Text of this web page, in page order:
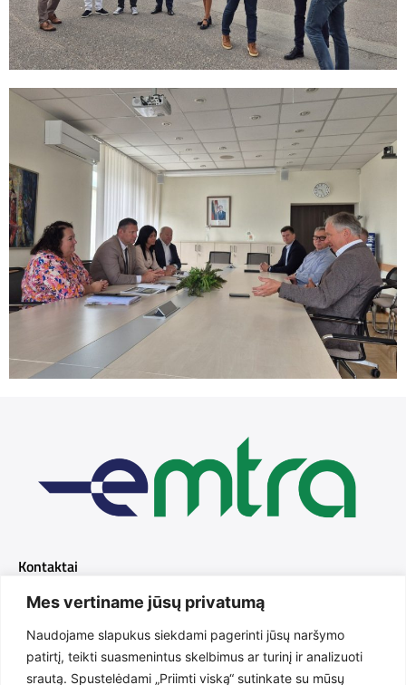
Mes vertiname jūsų privatumą
Naudojame slapukus siekdami pagerinti jūsų naršymo
patirtį, teikti suasmenintus skelbimus ar turinį ir analizuoti
srautą. Spustelėdami „Priimti viską“ sutinkate su mūsų
Kontaktai
+370 616 31643
info@emtra.lt